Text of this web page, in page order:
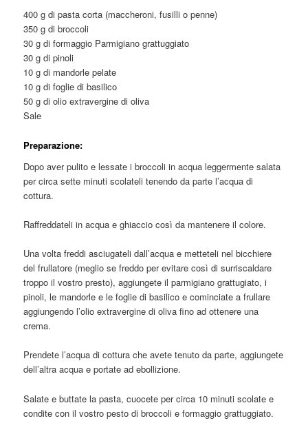
400 g di pasta corta (maccheroni, fusilli o penne)
350 g di broccoli
30 g di formaggio Parmigiano grattuggiato
30 g di pinoli
10 g di mandorle pelate
10 g di foglie di basilico
50 g di olio extravergine di oliva
Sale
Preparazione:
Dopo aver pulito e lessate i broccoli in acqua leggermente salata
per circa sette minuti scolateli tenendo da parte l’acqua di
cottura.
Raffreddateli in acqua e ghiaccio così da mantenere il colore.
Una volta freddi asciugateli dall’acqua e metteteli nel bicchiere
del frullatore (meglio se freddo per evitare così di surriscaldare
troppo il vostro presto), aggiungete il parmigiano grattugiato, i
pinoli, le mandorle e le foglie di basilico e cominciate a frullare
aggiungendo l’olio extravergine di oliva fino ad ottenere una
crema.
Prendete l’acqua di cottura che avete tenuto da parte, aggiungete
dell’altra acqua e portate ad ebollizione.
Salate e buttate la pasta, cuocete per circa 10 minuti scolate e
condite con il vostro pesto di broccoli e formaggio grattuggiato.